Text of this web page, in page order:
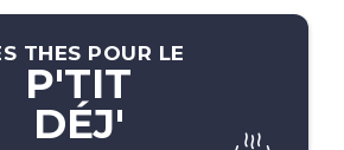
THES POUR LE
P'TIT
DÉJ'